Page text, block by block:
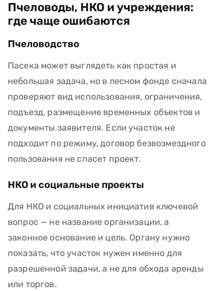
Пчеловоды, НКО и учреждения:
где чаще ошибаются
Пчеловодство
Пасека может выглядеть как простая и
небольшая задача, но в лесном фонде сначала
проверяют вид использования, ограничения,
подъезд, размещение временных объектов и
документы заявителя. Если участок не
подходит по режиму, договор безвозмездного
пользования не спасет проект.
НКО и социальные проекты
Для НКО и социальных инициатив ключевой
вопрос — не название организации, а
законное основание и цель. Органу нужно
показать, что участок нужен именно для
разрешенной задачи, а не для обхода аренды
или торгов.